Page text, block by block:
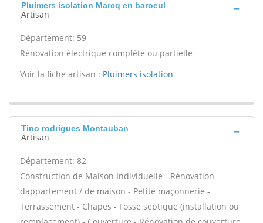
Pluimers isolation Marcq en baroeul
Artisan
Département: 59
Rénovation électrique complète ou partielle -
Voir la fiche artisan : Pluimers isolation
Tino rodrigues Montauban
Artisan
Département: 82
Construction de Maison Individuelle - Rénovation
dappartement / de maison - Petite maçonnerie -
Terrassement - Chapes - Fosse septique (installation ou